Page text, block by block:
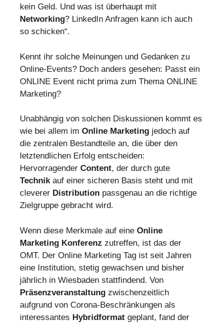
kein Geld. Und was ist überhaupt mit
Networking? LinkedIn Anfragen kann ich auch
so schicken“.
Kennt ihr solche Meinungen und Gedanken zu
Online-Events? Doch anders gesehen: Passt ein
ONLINE Event nicht prima zum Thema ONLINE
Marketing?
Unabhängig von solchen Diskussionen kommt es
wie bei allem im Online Marketing jedoch auf
die zentralen Bestandteile an, die über den
letztendlichen Erfolg entscheiden:
Hervorragender Content, der durch gute
Technikauf einer sicheren Basis steht und mit
cleverer Distribution passgenau an die richtige
Zielgruppe gebracht wird.
Wenn diese Merkmale auf eine Online
Marketing Konferenz zutreffen, ist das der
OMT. Der Online Marketing Tag ist seit Jahren
eine Institution, stetig gewachsen und bisher
jährlich in Wiesbaden stattfindend. Von
Präsenzveranstaltung zwischenzeitlich
aufgrund von Corona-Beschränkungen als
interessantes Hybridformat geplant, fand der